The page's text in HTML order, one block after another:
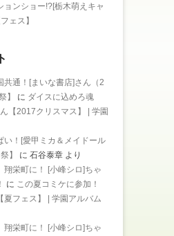
ョンショー!?[栃木萌えキャ
ェス】
共通！[まいな書店]さん（2
】
に ダイスに込めろ魂
【2017クリスマス】 | 学園
い！[愛甲ミカ＆メイドール
】
に 石谷泰章 より
翔栄町に！ [小峰シロ]ちゃ
に この夏コミケに参加！
夏フェス】 | 学園アルバム
翔栄町に！ [小峰シロ]ちゃ